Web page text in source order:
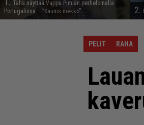
Tältä näyttää Vappu Pimiän perhelomalla
Portugalissa – ”Kaunis mekko”
2.
PELIT RAHA